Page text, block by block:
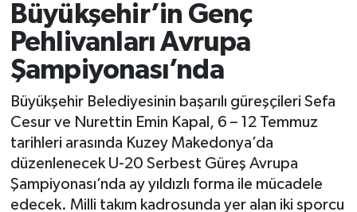
Büyükşehir’in Genç
Pehlivanları Avrupa
Şampiyonası’nda
Büyükşehir Belediyesinin başarılı güreşçileri Sefa
Cesur ve Nurettin Emin Kapal, 6 – 12 Temmuz
tarihleri arasında Kuzey Makedonya’da
düzenlenecek U-20 Serbest Güreş Avrupa
Şampiyonası’nda ay yıldızlı forma ile mücadele
edecek. Milli takım kadrosunda yer alan iki sporcu
Gündem
Magazin
Politika
Sağlık
Spor
Tüm Manşetler
Son Dakika Haberleri
Haber Arşivi